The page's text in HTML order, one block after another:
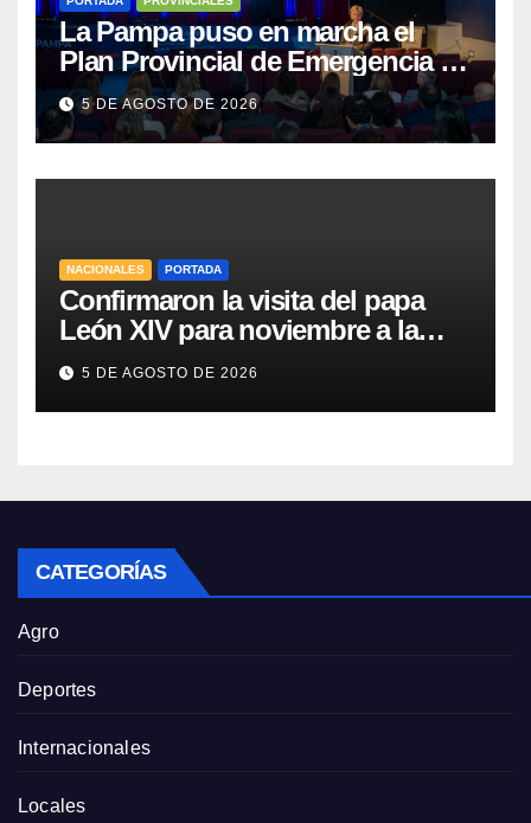
La Pampa puso en marcha el
Plan Provincial de Emergencia en
Salud Mental
5 DE AGOSTO DE 2026
NACIONALES PORTADA
Confirmaron la visita del papa
León XIV para noviembre a la
Argentina
5 DE AGOSTO DE 2026
CATEGORÍAS
Agro
Deportes
Internacionales
Locales